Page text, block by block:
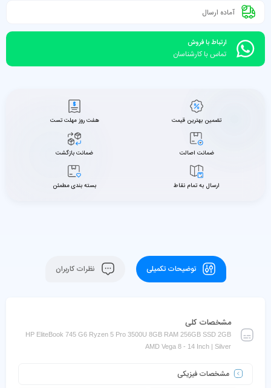
آماده ارسال
ارتباط با فروش
تماس با کارشناسان
تضمین بهترین قیمت هفت روز مهلت تست
ضمانت اصالت ضمانت بازگشت
ارسال به تمام نقاط بسته بندی مطمئن
توضیحات تکمیلی نظرات کاربران
مشخصات کلی
HP EliteBook 745 G6 Ryzen 5 Pro 3500U 8GB RAM 256GB SSD 2GB
AMD Vega 8 - 14 Inch | Silver
مشخصات فیزیکی